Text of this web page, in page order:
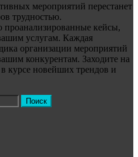
мероприятий перестанет
трудностью.
кейсы,
услугам. Каждая
организации мероприятий
конкурентам. Заходите на
в курсе новейших трендов и